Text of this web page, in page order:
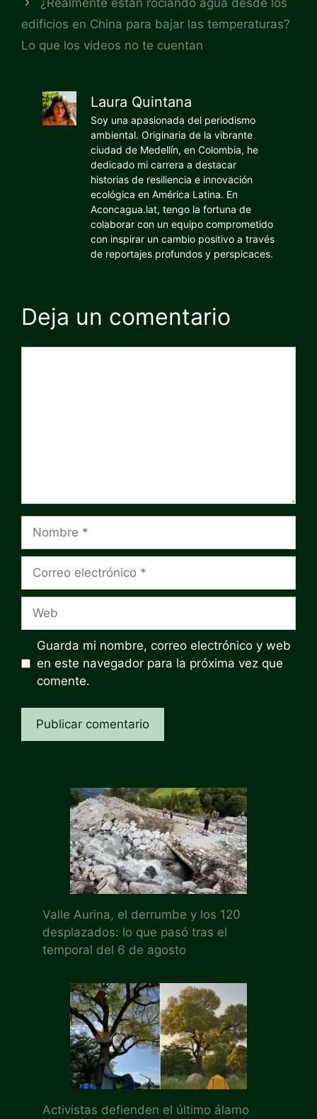
¿Realmente están rociando agua desde los
edificios en China para bajar las temperaturas?
Lo que los videos no te cuentan
Laura Quintana
Soy una apasionada del periodismo
ambiental. Originaria de la vibrante
ciudad de Medellín, en Colombia, he
dedicado mi carrera a destacar
historias de resiliencia e innovación
ecológica en América Latina. En
Aconcagua.lat, tengo la fortuna de
colaborar con un equipo comprometido
con inspirar un cambio positivo a través
de reportajes profundos y perspicaces.
Deja un comentario
electrónico
Guarda mi nombre, correo electrónico y web
en este navegador para la próxima vez que
comente.
Valle Aurina, el derrumbe y los 120
desplazados: lo que pasó tras el
temporal del 6 de agosto
Activistas defienden el último álamo